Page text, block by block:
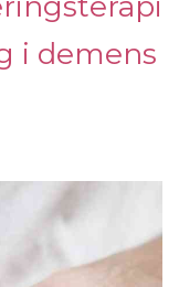
i demens